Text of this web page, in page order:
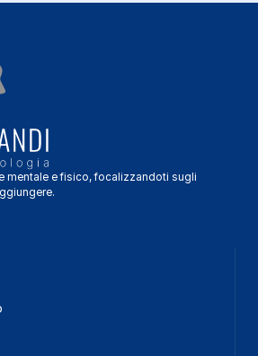
mentale e fisico, focalizzandoti sugli